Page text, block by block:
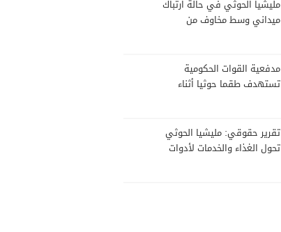
مليشيا الحوثي في حالة ارتباك
ميداني وسط مخاوف من
مدفعية القوات الحكومية
تستهدف طقما حوثيا أثناء
تقرير حقوقي: مليشيا الحوثي
تحول الغذاء والخدمات لأدوات